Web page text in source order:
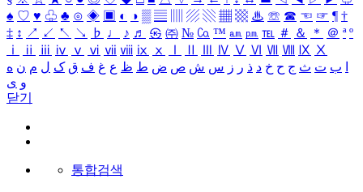
♠ ♡ ♥ ♧ ♣ ⊙ ◈ ▣ ◐ ◑ ▒ ▤ ▨ ▧ ▦ ▩ ♨ ☏ ☎ ☜ ☞ ¶ †
‡ ↕ ↗ ↙ ↖ ↘ ♭ ♩ ♪ ♬ ㉿ ㈜ № ㏇ ™ ㏂ ㏘ ℡ ＃ ＆ ＊ ＠ ª º
ⅰ
ⅱ ⅲ ⅳ ⅴ ⅵ ⅶ ⅷ ⅸ ⅹ Ⅳ Ⅴ Ⅵ Ⅶ Ⅷ Ⅸ Ⅹ
ب ت ث ج ح خ د ذ ر ز س ش ص ض ط ظ ع غ ف ق ک ل م ن ه
و ی
닫기
통합검색